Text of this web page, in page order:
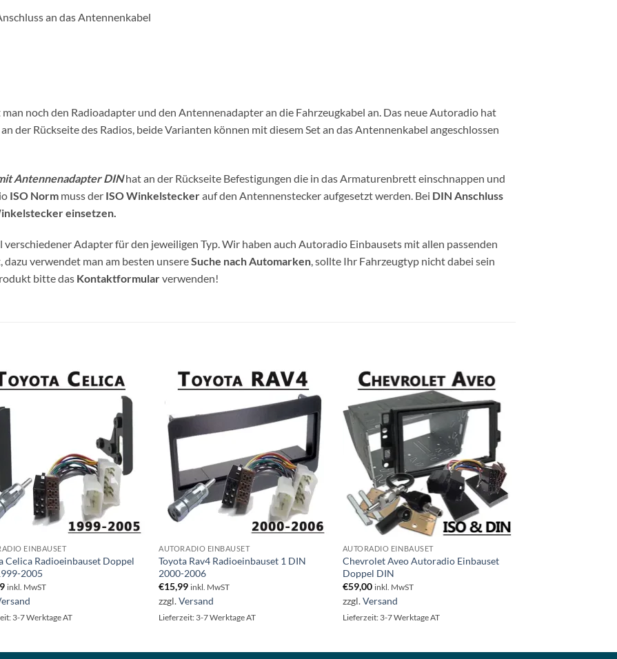
an das Antennenkabel
noch den Radioadapter und den Antennenadapter an die Fahrzeugkabel an. Das neue Autoradio hat
der Rückseite des Radios, beide Varianten können mit diesem Set an das Antennenkabel angeschlossen
Antennenadapter DINhat an der Rückseite Befestigungen die in das Armaturenbrett einschnappen und
ISO Norm muss der ISO Winkelsteckerauf den Antennenstecker aufgesetzt werden. Bei DIN Anschluss
einsetzen.
Adapter für den jeweiligen Typ. Wir haben auch Autoradio Einbausets mit allen passenden
verwendet man am besten unsereSuche nach Automarken, sollte Ihr Fahrzeugtyp nicht dabei sein
bitte das Kontaktformularverwenden!
EINBAUSET
Celica Radioeinbauset Doppel
2005
inkl. MwST
3-7 Werktage AT
AUTORADIO EINBAUSET
Toyota Rav4 Radioeinbauset 1 DIN
2000-2006
€15,99 inkl. MwST
zzgl.Versand
Lieferzeit: 3-7 Werktage AT
AUTORADIO EINBAUSET
Chevrolet Aveo Autoradio Einbauset
Doppel DIN
€59,00 inkl. MwST
zzgl.Versand
Lieferzeit: 3-7 Werktage AT